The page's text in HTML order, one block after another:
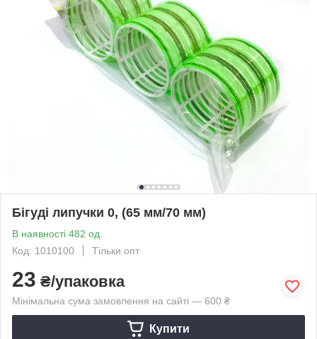
Бігуді липучки 0, (65 мм/70 мм)
В наявності 482 од.
Код: 1010100
Тільки опт
23 ₴/упаковка
Мінімальна сума замовлення на сайті — 600 ₴
Купити